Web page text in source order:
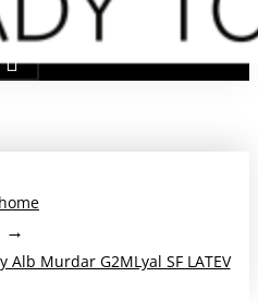
brand...
home
Alb Murdar G2MLyal SF LATEV